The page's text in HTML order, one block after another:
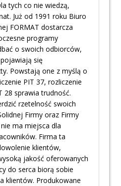
tych co nie wiedzą,
Już od 1991 roku Biuro
FORMAT dostarcza
programy
o swoich odbiorców,
się
Powstają one z myślą o
PIT 37, rozliczenie
28 sprawia trudność.
rzetelność swoich
Firmy oraz Firmy
ma miejsca dla
Firma ta
klientów,
jakość oferowanych
do serca biorą sobie
klientów. Produkowane